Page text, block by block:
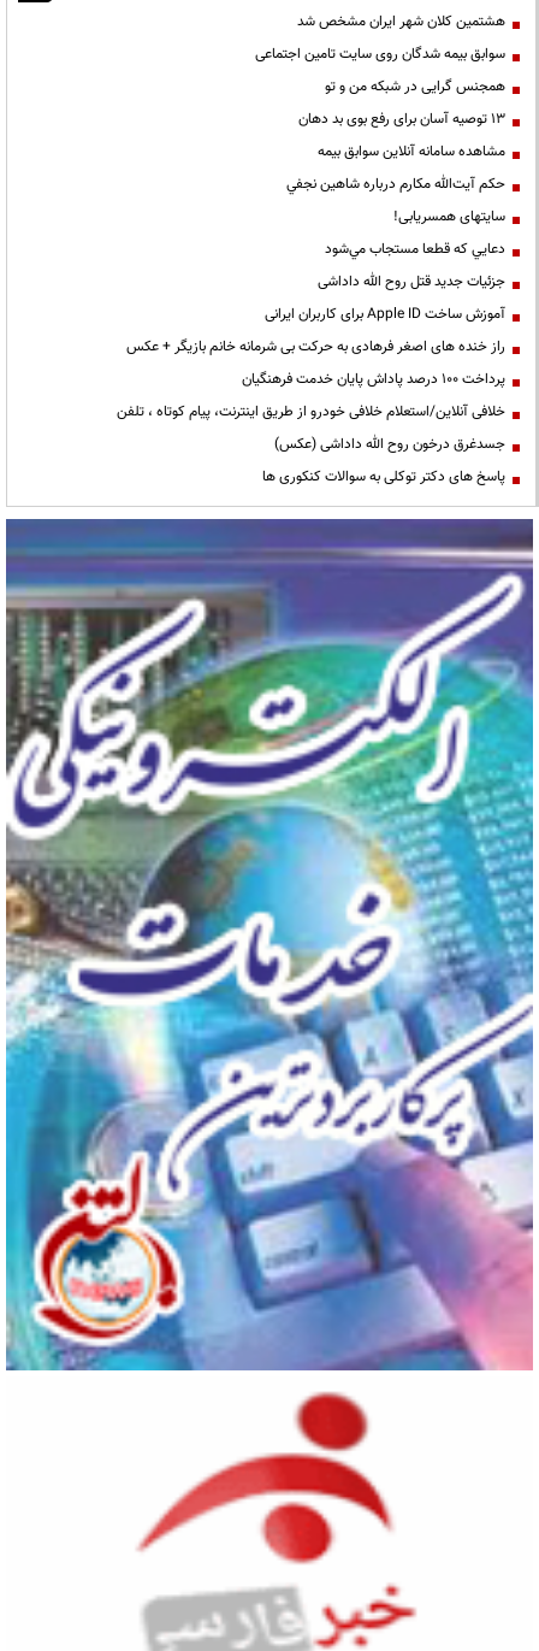
هشتمین کلان شهر ایران مشخص شد
سوابق بیمه شدگان روی سایت تامین اجتماعی
همجنس گرایی در شبکه من و تو
13 توصیه آسان برای رفع بوی بد دهان
مشاهده سامانه آنلاين سوابق بیمه
حكم آيت‌الله مكارم درباره شاهين نجفي
سایتهای همسریابی!
دعايي كه قطعا مستجاب مي‌شود
جزئیات جدید قتل روح الله داداشی
آموزش ساخت Apple ID برای کاربران ایرانی
راز خنده های اصغر فرهادی به حرکت بی شرمانه خانم بازیگر + عکس
پرداخت ۱۰۰ درصد پاداش پایان خدمت فرهنگیان
خلافی آنلاین/استعلام خلافی خودرو از طریق اینترنت، پیام کوتاه ، تلفن
جسدغرق درخون روح الله داداشی (عکس)
پاسخ های دکتر توکلی به سوالات کنکوری ها